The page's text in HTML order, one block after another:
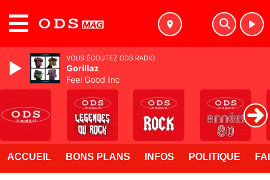
ACCUEIL BONS PLANS INFOS POLITIQUE
VOUS ÉCOUTEZ ODS RADIO
Gorillaz
Feel Good Inc